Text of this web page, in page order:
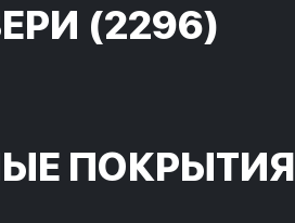
(2296)
ПОКРЫТИЯ